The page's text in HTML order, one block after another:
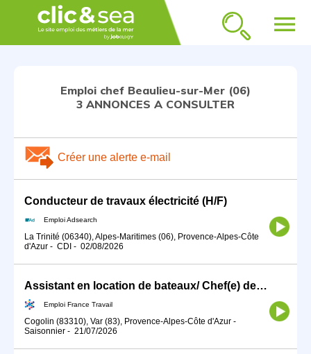
menu
Emploi chef Beaulieu-sur-Mer (06)
3 ANNONCES A CONSULTER
Créer une alerte e-mail
Conducteur de travaux électricité (H/F)
Emploi Adsearch
La Trinité (06340), Alpes-Maritimes (06), Provence-Alpes-Côte
d'Azur - CDI - 02/08/2026
Assistant en location de bateaux/ Chef(e) de base H/F
Emploi France Travail
Cogolin (83310), Var (83), Provence-Alpes-Côte d'Azur -
Saisonnier - 21/07/2026